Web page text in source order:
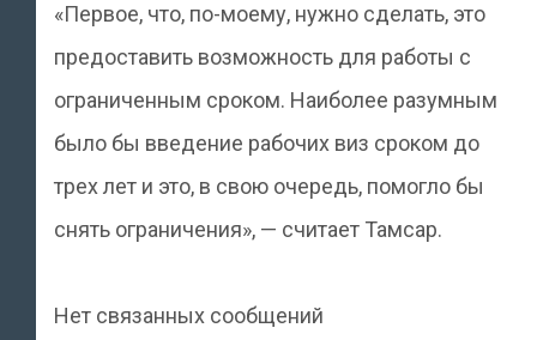
«Первое, что, по-моему, нужно сделать, это
предоставить возможность для работы с
ограниченным сроком. Наиболее разумным
было бы введение рабочих виз сроком до
трех лет и это, в свою очередь, помогло бы
снять ограничения», — считает Тамсар.
Нет связанных сообщений